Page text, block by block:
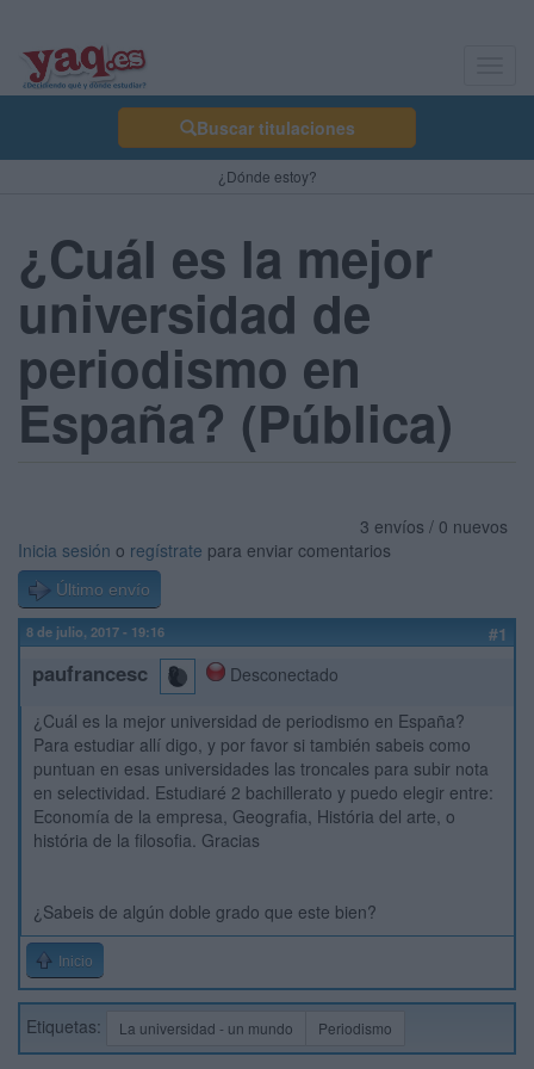
Buscar titulaciones
¿Dónde estoy?
¿Cuál es la mejor
universidad de
periodismo en
España? (Pública)
3 envíos / 0 nuevos
Inicia sesión o regístrate para enviar comentarios
Último envío
8 de julio, 2017 - 19:16 #1
paufrancesc
Desconectado
¿Cuál es la mejor universidad de periodismo en España?
Para estudiar allí digo, y por favor si también sabeis como
puntuan en esas universidades las troncales para subir nota
en selectividad. Estudiaré 2 bachillerato y puedo elegir entre:
Economía de la empresa, Geografia, História del arte, o
história de la filosofia. Gracias
¿Sabeis de algún doble grado que este bien?
Inicio
Etiquetas: La universidad - un mundo Periodismo